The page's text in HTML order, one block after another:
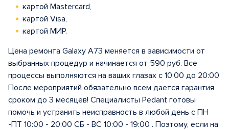
картой Mastercard,
картой Visa,
картой МИР.
Цена ремонта Galaxy A73 меняется в зависимости от
выбранных процедур и начинается от 590 руб. Все
процессы выполняются на ваших глазах с 10:00 до 20:00
После мероприятий обязательно всем дается гарантия
сроком до 3 месяцев! Специалисты Pedant готовы
помочь и устранить неисправность в любой день с ПН
-ПТ 10:00 - 20:00 СБ - ВС 10:00 - 19:00 . Поэтому, если на